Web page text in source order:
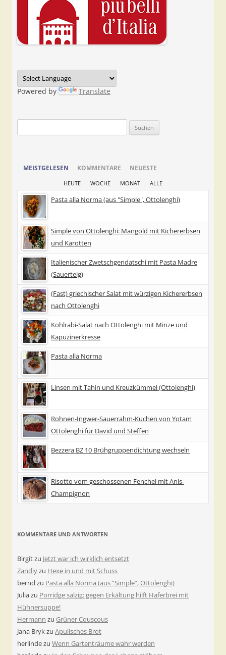
Powered by Translate
nach:
MEISTGELESEN KOMMENTARE NEUESTE
HEUTE WOCHE MONAT ALLE
Pasta alla Norma (aus "Simple", Ottolenghi)
Simple von Ottolenghi: Mangold mit Kichererbsen
und Karotten
Italienischer Zwetschgendatschi mit Pasta Madre
(Sauerteig)
(Fast) griechischer Salat mit würzigen Kichererbsen
nach Ottolenghi
Kohlrabi-Salat nach Ottolenghi mit Minze und
Kapuzinerkresse
Pasta alla Norma
Linsen mit Tahin und Kreuzkümmel (Ottolenghi)
Rohnen-Ingwer-Sauerrahm-Kuchen von Yotam
Ottolenghi für David und Steffen
Bezzera BZ 10 Brühgruppendichtung wechseln
Risotto vom geschossenen Fenchel mit Anis-
Champignon
KOMMENTARE UND ANTWORTEN
Birgitzu Jetzt war ich wirklich entsetzt
Zandiyzu Hexe in und mit Schuss
bernd zu Pasta alla Norma (aus “Simple”, Ottolenghi)
Juliazu Porridge salzig: gegen Erkältung hilft Haferbrei mit
Hühnersuppe!
Hermann zu Grüner Couscous
Jana Brykzu Apulisches Brot
herlindezu Wenn Gartenträume wahr werden